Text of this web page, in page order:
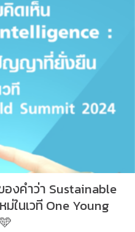
งคำว่า Sustainable
ในเวที One Young